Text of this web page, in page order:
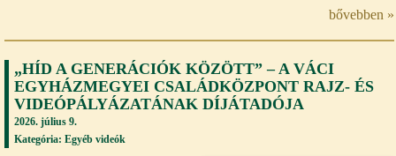
bővebben »
„HÍD A GENERÁCIÓK KÖZÖTT” – A VÁCI
EGYHÁZMEGYEI CSALÁDKÖZPONT RAJZ- ÉS
VIDEÓPÁLYÁZATÁNAK DÍJÁTADÓJA
2026. július 9.
Kategória: Egyéb videók